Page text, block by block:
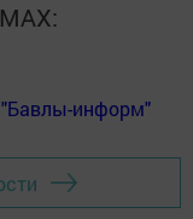
"Бавлы-информ"